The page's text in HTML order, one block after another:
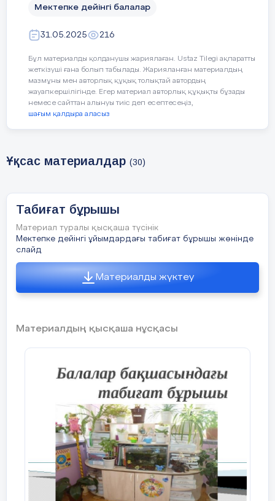
Мектепке дейінгі балалар
31.05.2025 216
Бұл материалды қолданушы жариялаған. Ustaz Tilegi ақпаратты
жеткізуші ғана болып табылады. Жарияланған материалдың
мазмұны мен авторлық құқық толықтай автордың
жауапкершілігінде. Егер материал авторлық құқықты бұзады
немесе сайттан алынуы тиіс деп есептесеңіз,
шағым қалдыра аласыз
Ұқсас материалдар (30)
Табиғат бұрышы
Материал туралы қысқаша түсінік
Мектепке дейінгі ұйымдардағы табиғат бұрышы жөнінде
слайд
Материалды жүктеу
Материалдың қысқаша нұсқасы